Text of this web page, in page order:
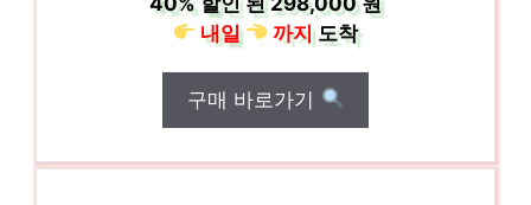
내일
까지도착
구매 바로가기